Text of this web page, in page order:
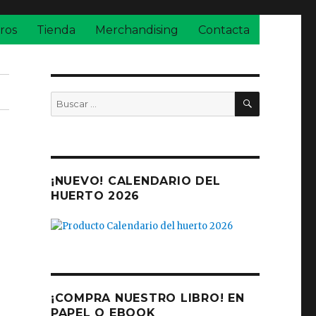
Tienda Merchandising Contacta
Buscar
por:
BUSCAR
¡NUEVO! CALENDARIO DEL
HUERTO 2026
¡COMPRA NUESTRO LIBRO! EN
PAPEL O EBOOK